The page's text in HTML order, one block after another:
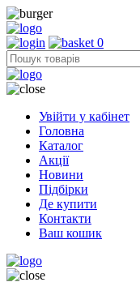
0
Увійти у кабінет
Головна
Каталог
Акції
Новини
Підбірки
Де купити
Контакти
Ваш кошик